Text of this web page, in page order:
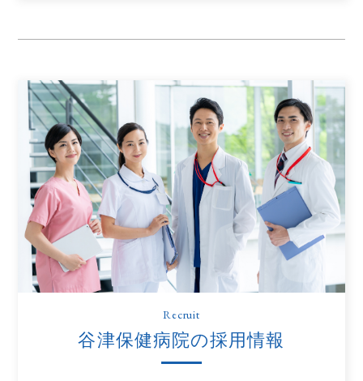
Recruit
谷津保健病院の採用情報